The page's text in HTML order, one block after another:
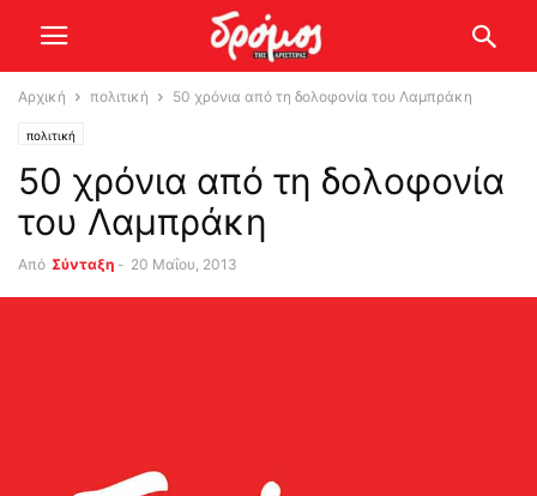
Αρχική πολιτική 50 χρόνια από τη δολοφονία του Λαμπράκη
πολιτική
50 χρόνια από τη δολοφονία
του Λαμπράκη
Από Σύνταξη - 20 Μαΐου, 2013